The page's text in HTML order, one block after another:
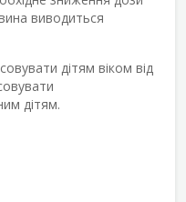
виводиться
дітям віком від
дітям.